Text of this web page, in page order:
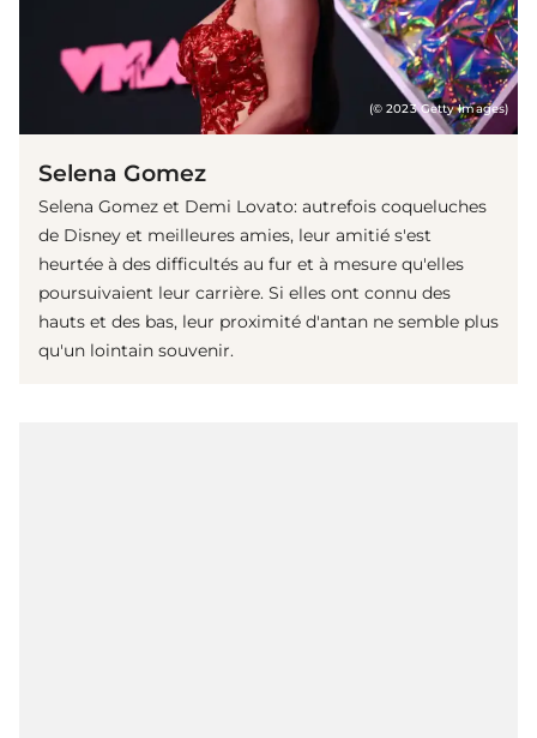
(© 2023 Getty Images)
Selena Gomez
Selena Gomez et Demi Lovato: autrefois coqueluches
de Disney et meilleures amies, leur amitié s'est
heurtée à des difficultés au fur et à mesure qu'elles
poursuivaient leur carrière. Si elles ont connu des
hauts et des bas, leur proximité d'antan ne semble plus
qu'un lointain souvenir.